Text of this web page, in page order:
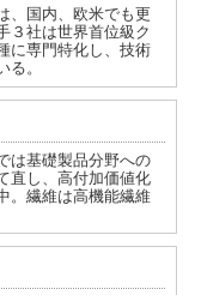
、国内、欧米でも更
３社は世界首位級ク
に専門特化し、技術
。
は基礎製品分野への
直し、高付加価値化
。繊維は高機能繊維